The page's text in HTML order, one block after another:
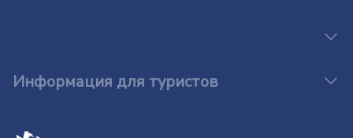
Информация для туристов